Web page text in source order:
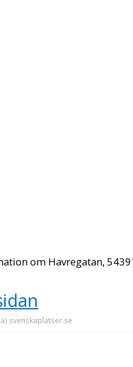
om Havregatan,
svenskaplatser.se